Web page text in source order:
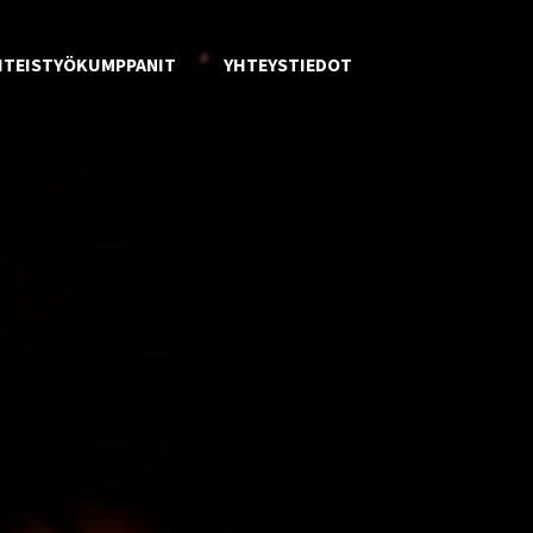
YHTEYSTIEDOT